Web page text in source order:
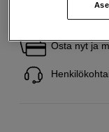
Ilmainen
Osta nyt ja